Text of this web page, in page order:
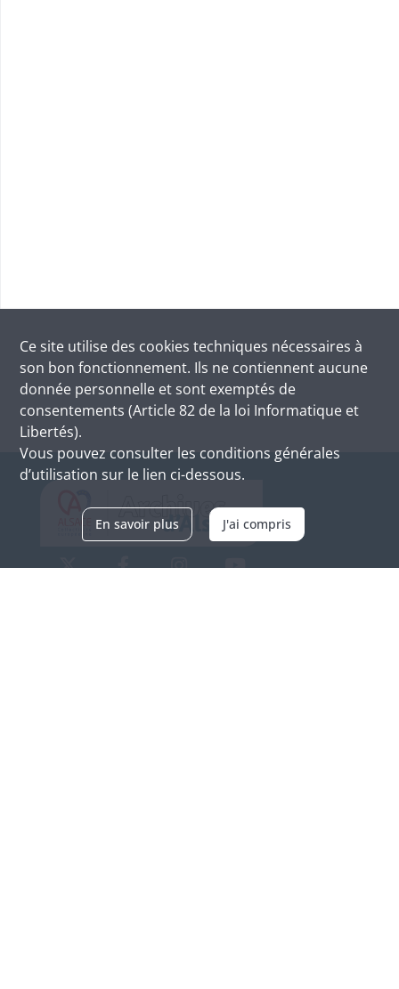
Ce site utilise des cookies techniques nécessaires à
son bon fonctionnement. Ils ne contiennent aucune
donnée personnelle et sont exemptés de
consentements (Article 82 de la loi Informatique et
Libertés).
Vous pouvez consulter les conditions générales
d’utilisation sur le lien ci-dessous.
En savoir plus J'ai compris